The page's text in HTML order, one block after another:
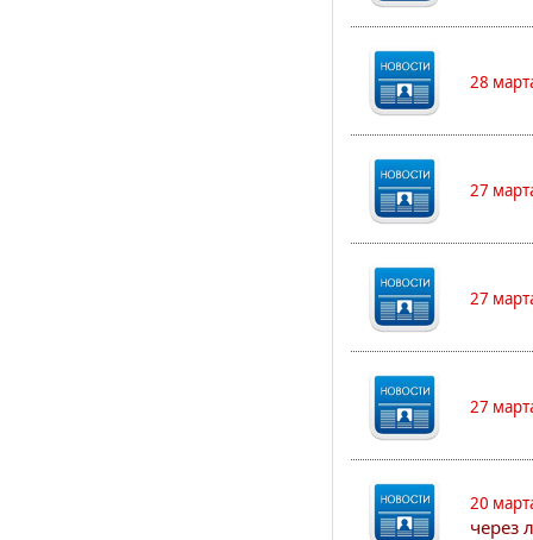
28
27
27
27
20
через